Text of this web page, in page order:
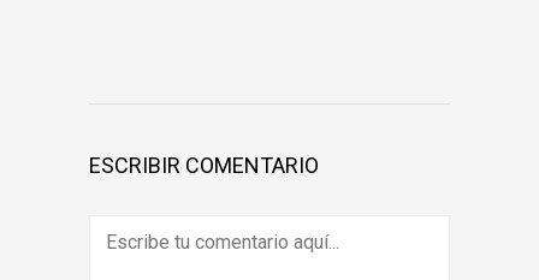
ESCRIBIR COMENTARIO